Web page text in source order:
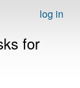
log in
for